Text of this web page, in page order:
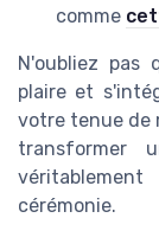
comme
N'oubliez
plaire et
votre tenue de
transformer
cérémonie.